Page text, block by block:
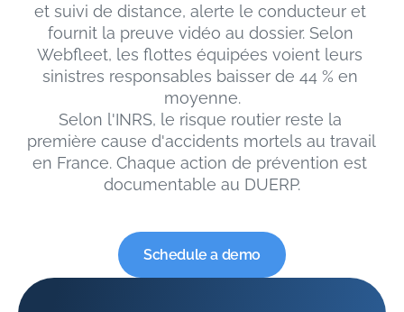
et suivi de distance, alerte le conducteur et
fournit la preuve vidéo au dossier. Selon
Webfleet, les flottes équipées voient leurs
sinistres responsables baisser de 44 % en
moyenne.
Selon l'INRS, le risque routier reste la
première cause d'accidents mortels au travail
en France. Chaque action de prévention est
documentable au DUERP.
Schedule a demo